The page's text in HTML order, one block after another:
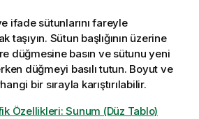
ifade sütunlarını fareyle
taşıyın. Sütun başlığının üzerine
düğmesine basın ve sütunu yeni
düğmeyi basılı tutun. Boyut ve
bir sırayla karıştırılabilir.
Özellikleri: Sunum (Düz Tablo)